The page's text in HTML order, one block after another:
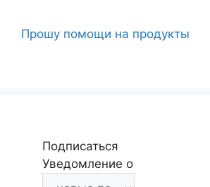
Прошу помощи на продукты
Подписаться
Уведомление о